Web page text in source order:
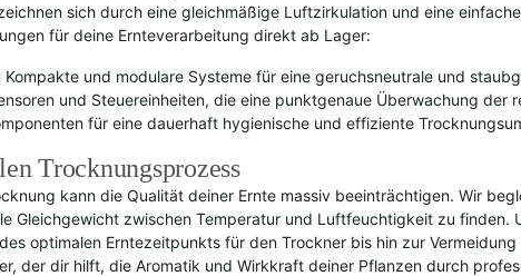
sich durch eine gleichmäßige Luftzirkulation und eine
für deine Ernteverarbeitung direkt ab Lager:
Kompakte und modulare Systeme für eine geruchsneutrale und
und Steuereinheiten, die eine punktgenaue Überwachung der
für eine dauerhaft hygienische und effiziente
Trocknungsprozess
kann die Qualität deiner Ernte massiv beeinträchtigen. Wir
Gleichgewicht zwischen Temperatur und Luftfeuchtigkeit zu finden.
optimalen Erntezeitpunkts für den Trockner bis hin zur
der dir hilft, die Aromatik und Wirkkraft deiner Pflanzen durch